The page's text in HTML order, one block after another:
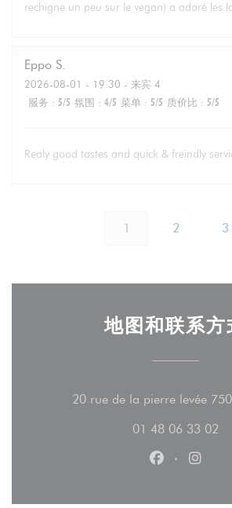
rechigne un peu sur le vegan) a adoré les
Eppo S
2026-08-01 - 19:30 - 来宾 4
服务 : 5/5 氛围 : 4/5 菜单 : 5/5 质价比 : 5/5
Realy good tastes and quick & freindly
1 2 3
地图和联系方
20 rue de la pierre levée
01 48 06 33 02
Facebook ((